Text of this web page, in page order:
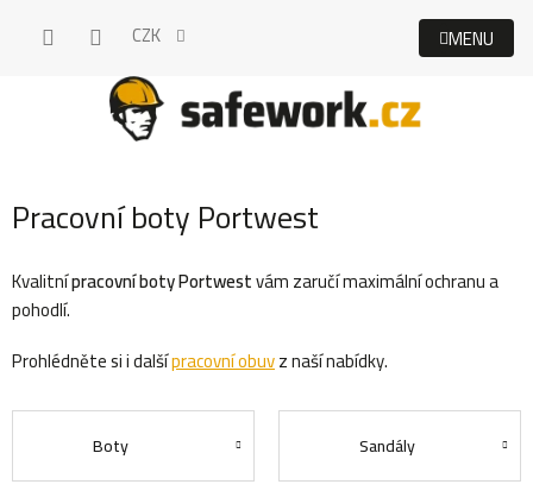
CZK
Pracovní boty Portwest
Kvalitnípracovní boty Portwestvám zaručí maximální ochranu a
pohodlí.
Prohlédněte si i dalšípracovní obuvz naší nabídky.
Boty Sandály